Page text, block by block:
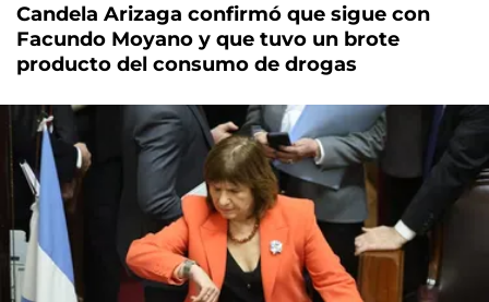
Candela Arizaga confirmó que sigue con
Facundo Moyano y que tuvo un brote
producto del consumo de drogas